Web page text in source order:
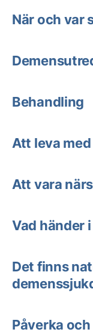
När och var
Behandling
Att leva
Att vara
Vad händer
Det finns
Påverka